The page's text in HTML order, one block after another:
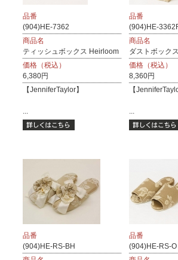
品番
(904)HE-7362
商品名
ティッシュボックス Heirloom
価格（税込）
6,380円
【JenniferTaylor】
...
品番
(904)HE-
商品名
ダストボック
価格（税込）
8,360円
【
...
品番
(904)HE-RS-BH
品番
(904)HE-RS-O